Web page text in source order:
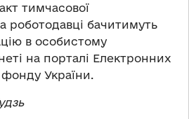
тимчасової
роботодавці бачитимуть
в особистому
на порталі Електронних
України.